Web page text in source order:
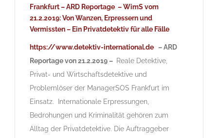
Frankfurt –ARD Reportage – WimS vom
21.2.2019: Von Wanzen, Erpressern und
Vermissten – Ein Privatdetektiv für alle Fälle
https://www.detektiv-international.de – ARD
Reportage von 21.2.2019 – Reale Detektive,
Privat- und Wirtschaftsdetektive und
Problemlöser der ManagerSOS Frankfurt im
Einsatz. Internationale Erpressungen,
Bedrohungen und Kriminalität gehören zum
Alltag der Privatdetektive. Die Auftraggeber